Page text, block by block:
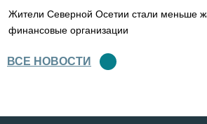
Жители Северной Осетии стали меньше
финансовые организации
ВСЕ НОВОСТИ